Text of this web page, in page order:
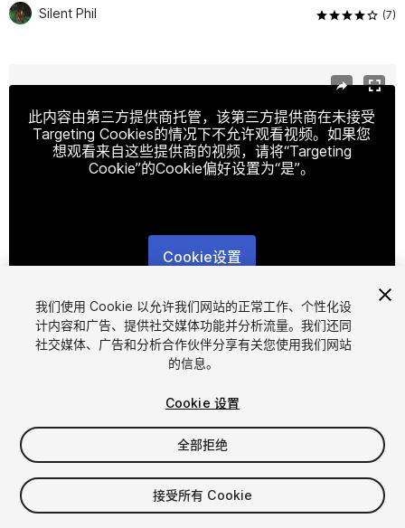
Silent Phil (7)
此内容由第三方提供商托管，该第三方提供商在未接受
Targeting Cookies的情况下不允许观看视频。如果您
想观看来自这些提供商的视频，请将“Targeting
Cookie”的Cookie偏好设置为“是”。
Cookie设置
1/3
$20
增值税将在结算时计算
我们使用 Cookie 以允许我们网站的正常工作、个性化设
计内容和广告、提供社交媒体功能并分析流量。我们还同
社交媒体、广告和分析合作伙伴分享有关您使用我们网站
的信息。
Cookie 设置
全部拒绝
接受所有 Cookie